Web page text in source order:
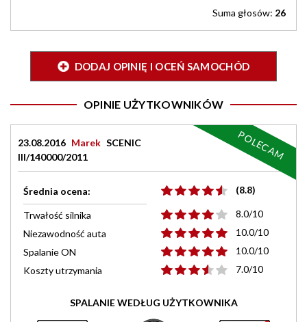
Suma głosów: 26
DODAJ OPINIĘ I OCEŃ SAMOCHÓD
OPINIE UŻYTKOWNIKÓW
23.08.2016 Marek SCENIC
III/140000/2011
Średnia ocena: (8.8)
Trwałość silnika
8.0/10
Niezawodność auta
10.0/10
Spalanie ON
10.0/10
Koszty utrzymania
7.0/10
SPALANIE WEDŁUG UŻYTKOWNIKA
POLECAM